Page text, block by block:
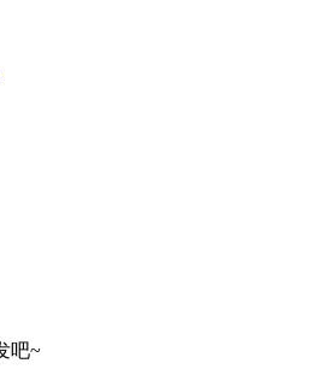
吧~